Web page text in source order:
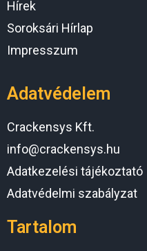
Hírek
Soroksári Hírlap
Impresszum
Adatvédelem
Crackensys Kft.
info@crackensys.hu
Adatkezelési tájékoztató
Adatvédelmi szabályzat
Tartalom